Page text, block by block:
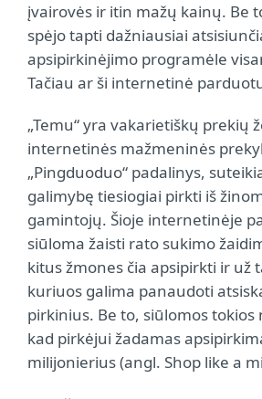
įvairovės ir itin mažų kainų. Be
spėjo tapti dažniausiai
apsipirkinėjimo programėle
Tačiau ar ši internetinė
„Temu“ yra vakarietiškų prekių
internetinės mažmeninės
„Pingduoduo“ padalinys,
galimybę tiesiogiai pirkti iš
gamintojų. Šioje internetinėje
siūloma žaisti rato sukimo
kitus žmones čia apsipirkti ir už
kuriuos galima panaudoti
pirkinius. Be to, siūlomos tokios
kad pirkėjui žadamas
milijonierius (angl. Shop like a